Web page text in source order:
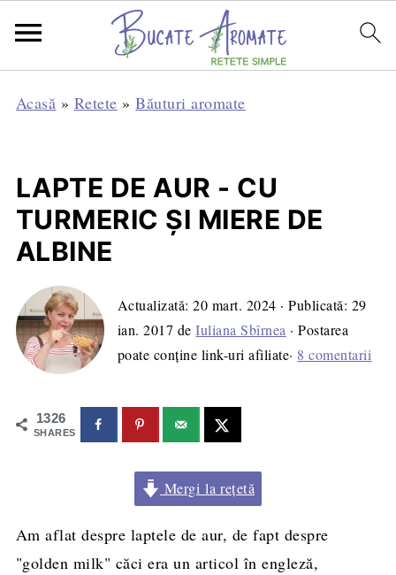
Acasă » Retete »Băuturi aromate
LAPTE DE AUR - CU
TURMERIC ŞI MIERE DE
ALBINE
Actualizată:20 mart. 2024 · Publicată: 29
ian. 2017 deIuliana Sbîrnea · Postarea
poate conține link-uri afiliate· 8 comentarii
1326
SHARES
Mergi la rețetă
Am aflat despre laptele de aur, de fapt despre
"golden milk" căci era un articol în engleză,